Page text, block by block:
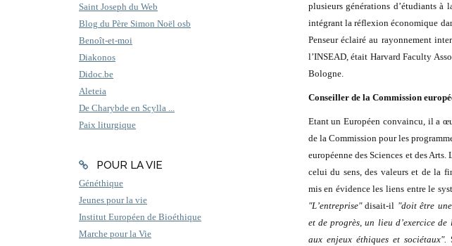
Saint Joseph du Web
Blog du Père Simon Noël osb
Benoît-et-moi
Diakonos
Didoc.be
Aleteia
De Charybde en Scylla ...
Paix liturgique
POUR LA VIE
Généthique
Jeunes pour la vie
Institut Européen de Bioéthique
Marche pour la Vie
plusieurs générations d’étudiants à
intégrant la réflexion économique
Penseur éclairé au rayonnement
l’INSEAD, était Harvard Faculty
Bologne.
Conseiller de la Commission
Etant un Européen convaincu, il a
de la Commission pour les
européenne des Sciences et des
celui du sens, des valeurs et de la
mis en évidence les liens entre le
"L’entreprise"disait-il "doit être
et de progrès, un lieu d’exercice de
aux enjeux éthiques et sociétaux".